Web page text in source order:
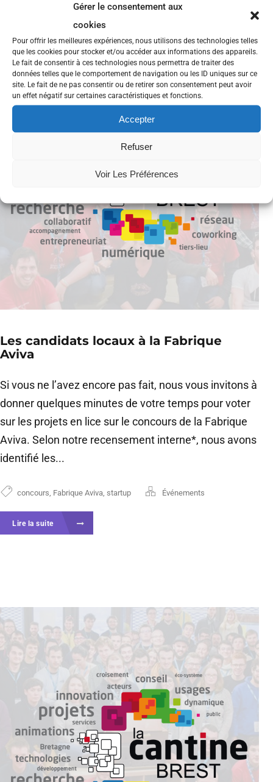
Gérer le consentement aux
cookies
Pour offrir les meilleures expériences, nous utilisons des technologies telles
que les cookies pour stocker et/ou accéder aux informations des appareils.
Le fait de consentir à ces technologies nous permettra de traiter des
données telles que le comportement de navigation ou les ID uniques sur ce
site. Le fait de ne pas consentir ou de retirer son consentement peut avoir
un effet négatif sur certaines caractéristiques et fonctions.
Accepter
Refuser
Voir Les Préférences
Les candidats locaux à la Fabrique
Aviva
Si vous ne l’avez encore pas fait, nous vous invitons à
donner quelques minutes de votre temps pour voter
sur les projets en lice sur le concours de la Fabrique
Aviva. Selon notre recensement interne*, nous avons
identifié les...
concours Fabrique Aviva startup Événements
Lire la suite